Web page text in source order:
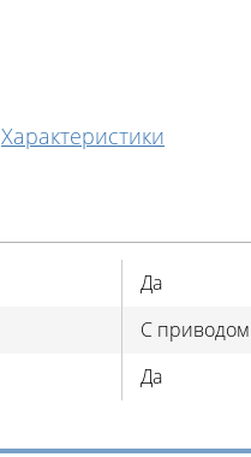
Характеристики
Да
С приводом
Да